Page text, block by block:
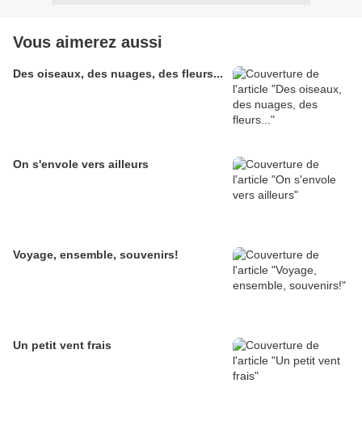
Vous aimerez aussi
Des oiseaux, des nuages, des fleurs...
On s'envole vers ailleurs
Voyage, ensemble, souvenirs!
Un petit vent frais